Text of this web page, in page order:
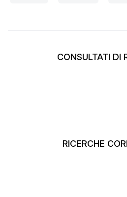
CONSULTATI DI
RICERCHE